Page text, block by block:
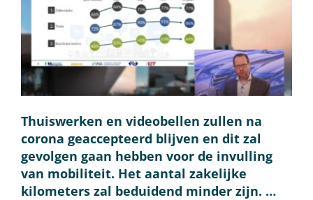
Thuiswerken en videobellen zullen na
corona geaccepteerd blijven en dit zal
gevolgen gaan hebben voor de invulling
van mobiliteit. Het aantal zakelijke
kilometers zal beduidend minder zijn. …